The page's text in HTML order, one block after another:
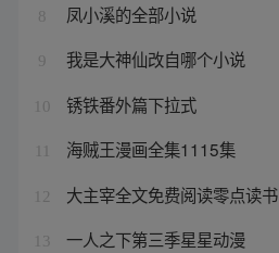
8 凤小溪的全部小说
9 我是大神仙改自哪个小说
10 锈铁番外篇下拉式
海贼王漫画全集1115集
12 大主宰全文免费阅读零点读书
13 一人之下第三季星星动漫